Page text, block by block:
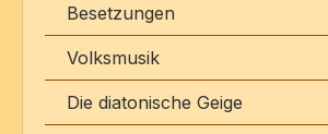
Besetzungen
Volksmusik
Die diatonische Geige